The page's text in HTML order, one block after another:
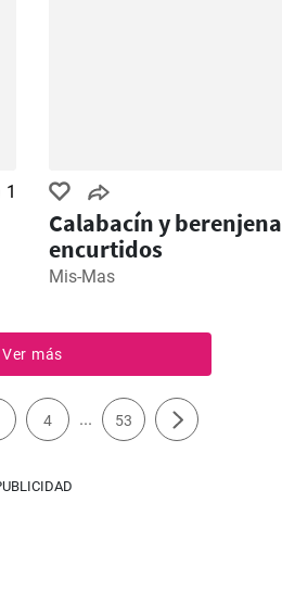
1
Calabacín y berenjena
encurtidos
Mis-Mas
Ver más
4 ... 53